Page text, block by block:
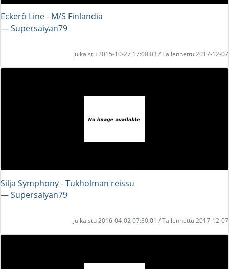
Eckerö Line - M/S Finlandia
― Supersaiyan79
Julkaistu 2015-10-27 17:00:03 / Tallennettu 2017-12-07
Silja Symphony - Tukholman reissu
― Supersaiyan79
Julkaistu 2016-04-02 07:30:01 / Tallennettu 2017-12-07